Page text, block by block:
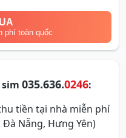
phí toàn quốc
035.636.0246:
tiền tại nhà miễn phí
Nẵng, Hưng Yên)